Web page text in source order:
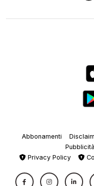
Abbonamenti
Pubblicità
Privacy Policy